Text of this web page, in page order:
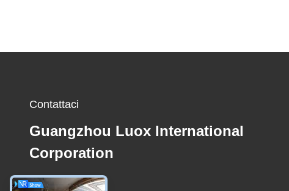
Contattaci
Guangzhou Luox International
Corporation
E-mail